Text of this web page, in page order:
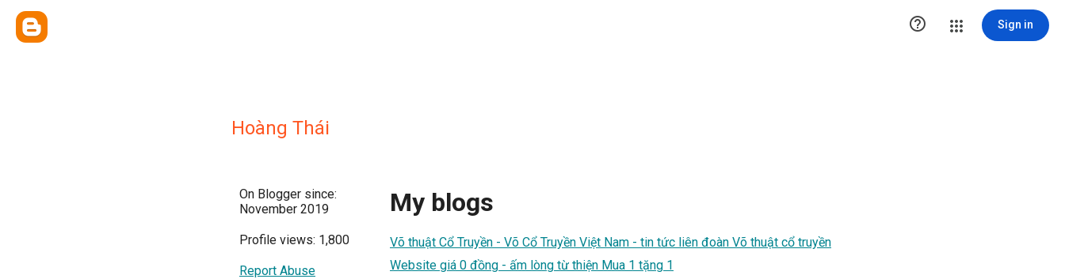
 Sign in
Hoàng Thái
On Blogger since:
November 2019
Profile views: 1,800
Report Abuse
My blogs
Võ thuật Cổ Truyền - Võ Cổ Truyền Việt Nam - tin tức liên đoàn Võ thuật cổ truyền
Website giá 0 đồng - ấm lòng từ thiện Mua 1 tặng 1